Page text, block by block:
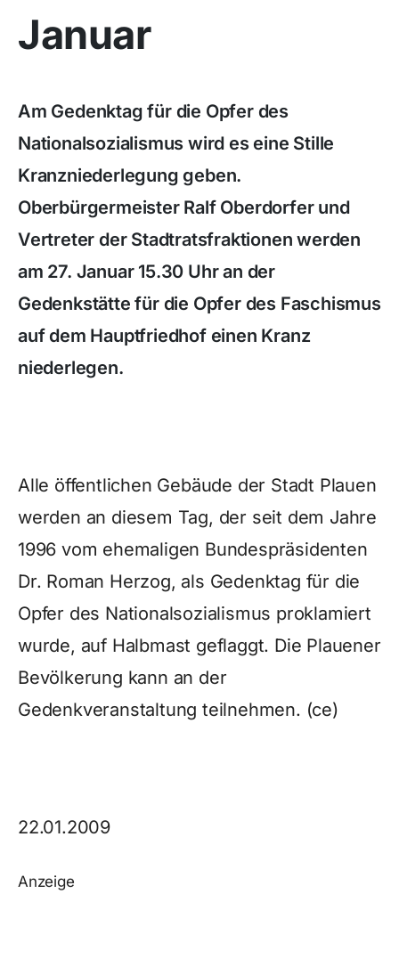
Januar
Am Gedenktag für die Opfer des
Nationalsozialismus wird es eine Stille
Kranzniederlegung geben.
Oberbürgermeister Ralf Oberdorfer und
Vertreter der Stadtratsfraktionen werden
am 27. Januar 15.30 Uhr an der
Gedenkstätte für die Opfer des Faschismus
auf dem Hauptfriedhof einen Kranz
niederlegen.
Alle öffentlichen Gebäude der Stadt Plauen
werden an diesem Tag, der seit dem Jahre
1996 vom ehemaligen Bundespräsidenten
Dr. Roman Herzog, als Gedenktag für die
Opfer des Nationalsozialismus proklamiert
wurde, auf Halbmast geflaggt. Die Plauener
Bevölkerung kann an der
Gedenkveranstaltung teilnehmen. (ce)
22.01.2009
Anzeige